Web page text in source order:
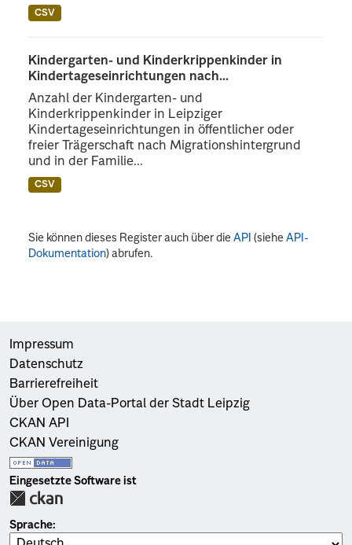
CSV
Kindergarten- und Kinderkrippenkinder in
Kindertageseinrichtungen nach...
Anzahl der Kindergarten- und
Kinderkrippenkinder in Leipziger
Kindertageseinrichtungen in öffentlicher oder
freier Trägerschaft nach Migrationshintergrund
und in der Familie...
CSV
Sie können dieses Register auch über dieAPI (sieheAPI-
Dokumentation) abrufen.
Impressum
Datenschutz
Barrierefreiheit
Über Open Data-Portal der Stadt Leipzig
CKAN API
CKAN Vereinigung
Eingesetzte Software ist
Sprache